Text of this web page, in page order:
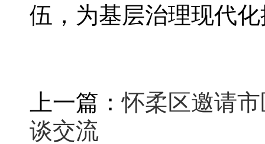
伍，为基层治理现代
上一篇：怀柔区邀请
谈交流